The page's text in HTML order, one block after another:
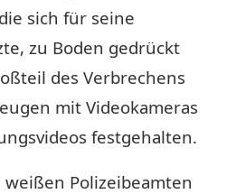
sich für seine
zu Boden gedrückt
des Verbrechens
mit Videokameras
festgehalten.
weißen Polizeibeamten